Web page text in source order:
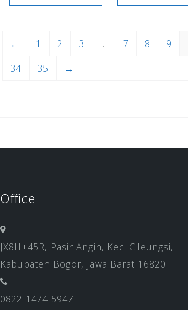
← 1 2 3 … 7 8 9
34
35 →
Office
JX8H+45R, Pasir Angin, Kec. Cileungsi,
Kabupaten Bogor, Jawa Barat 16820
0822 1474 5947